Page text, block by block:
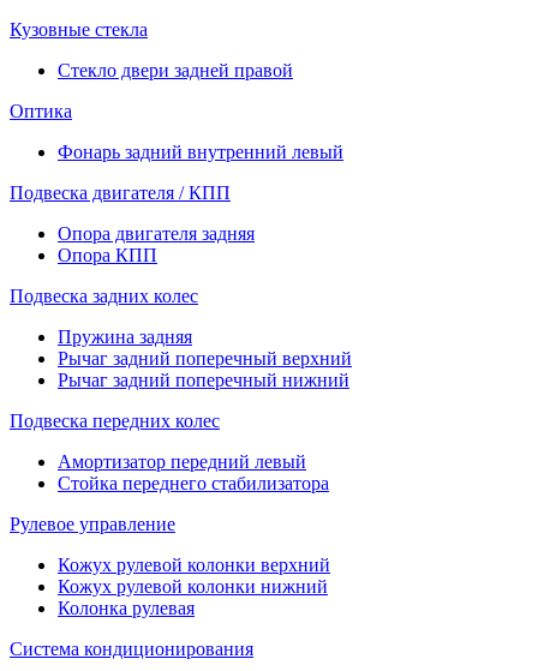
Кузовные стекла
Стекло двери задней правой
Оптика
Фонарь задний внутренний левый
Подвеска двигателя / КПП
Опора двигателя задняя
Опора КПП
Подвеска задних колес
Пружина задняя
Рычаг задний поперечный верхний
Рычаг задний поперечный нижний
Подвеска передних колес
Амортизатор передний левый
Стойка переднего стабилизатора
Рулевое управление
Кожух рулевой колонки верхний
Кожух рулевой колонки нижний
Колонка рулевая
Система кондиционирования